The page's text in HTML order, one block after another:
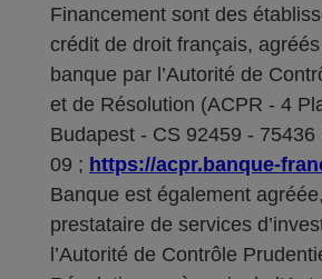
Financement sont des
crédit de droit français,
banque par l’Autorité de
et de Résolution (ACPR - 4
Budapest - CS 92459 - 75436
09 ; https://acpr.banque-
Banque est également
prestataire de services
l’Autorité de Contrôle